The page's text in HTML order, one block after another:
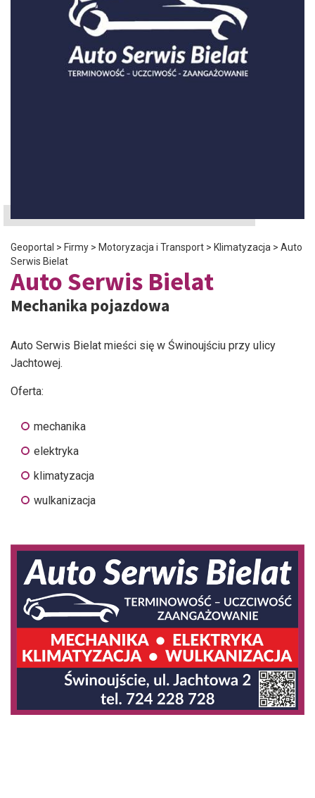
Geoportal > Firmy > Motoryzacja i Transport > Klimatyzacja > Auto
Serwis Bielat
Auto Serwis Bielat
Mechanika pojazdowa
Auto Serwis Bielat mieści się w Świnoujściu przy ulicy
Jachtowej.
Oferta:
mechanika
elektryka
klimatyzacja
wulkanizacja